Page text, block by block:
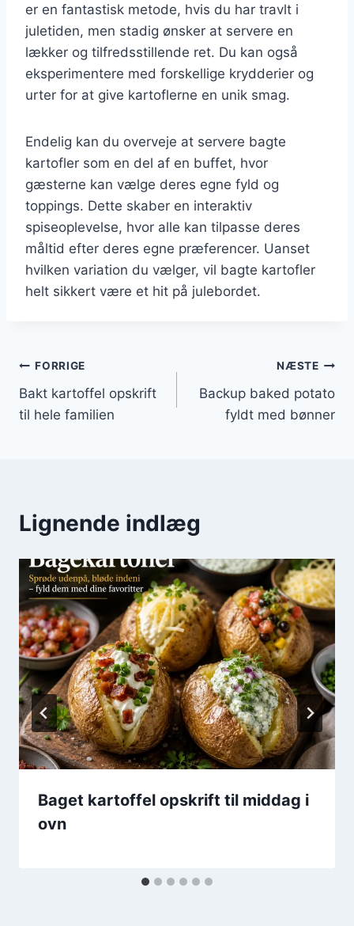
er en fantastisk metode, hvis du har travlt i
juletiden, men stadig ønsker at servere en
lækker og tilfredsstillende ret. Du kan også
eksperimentere med forskellige krydderier og
urter for at give kartoflerne en unik smag.
Endelig kan du overveje at servere bagte
kartofler som en del af en buffet, hvor
gæsterne kan vælge deres egne fyld og
toppings. Dette skaber en interaktiv
spiseoplevelse, hvor alle kan tilpasse deres
måltid efter deres egne præferencer. Uanset
hvilken variation du vælger, vil bagte kartofler
helt sikkert være et hit på julebordet.
Indlægsnavigation
FORRIGE
Bakt kartoffel opskrift
til hele familien
NÆSTE
Backup baked potato
fyldt med bønner
Lignende indlæg
Baget kartoffel opskrift til middag i
ovn